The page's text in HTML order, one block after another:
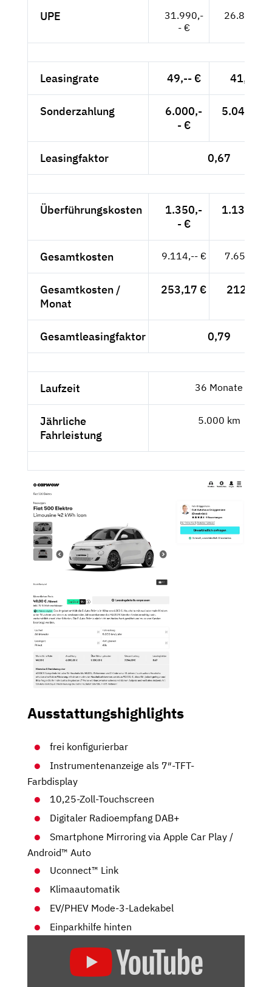
UPE
31.990,-
- €
26.882,--
Leasingrate 49,-- € 41,18 €
Sonderzahlung
6.000,-
- €
5.042,02
Leasingfaktor 0,67
Überführungskosten
1.350,-
- €
1.134,45
Gesamtkosten 9.114,-- € 7.658,82
Gesamtkosten /
Monat
253,17 € 212,75 €
Gesamtleasingfaktor 0,79
Laufzeit 36 Monate
Jährliche
Fahrleistung
5.000 km
Ausstattungshighlights
frei konfigurierbar
Instrumentenanzeige als 7″-TFT-
Farbdisplay
10,25-Zoll-Touchscreen
Digitaler Radioempfang DAB+
Smartphone Mirroring via Apple Car Play /
Android™ Auto
Uconnect™ Link
Klimaautomatik
EV/PHEV Mode-3-Ladekabel
Einparkhilfe hinten
ELEKTRO: